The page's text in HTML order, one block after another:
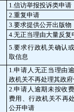
1.信访举报投诉类申请
2.重复申请
3.要求提供公开出版物
4.无正当理由大量反复
5.要求行政机关确认
取信息
1.申请人无正当理由
政机关不再处理其政
2.申请人逾期未按收
费用、行政机关不再
公开申请